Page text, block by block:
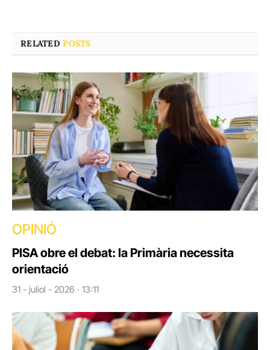
RELATEDPOSTS
OPINIÓ
PISA obre el debat: la Primària necessita
orientació
31 - juliol - 2026 · 13:11